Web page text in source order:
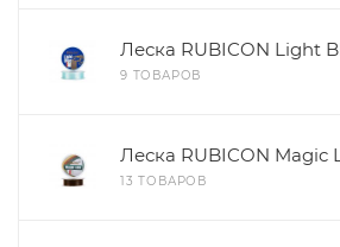
Леска RUBICON Light
9 ТОВАРОВ
Леска RUBICON Magic
13 ТОВАРОВ